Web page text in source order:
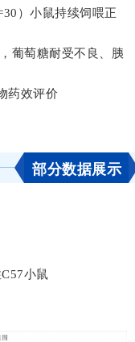
）小鼠持续饲喂正
葡萄糖耐受不良、胰
药效评价
部分数据展示
小鼠